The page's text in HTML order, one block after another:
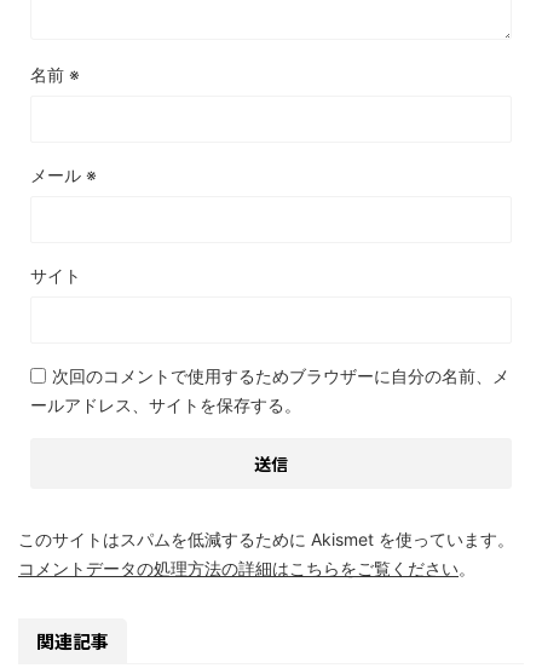
名前 ※
メール ※
サイト
次回のコメントで使用するためブラウザーに自分の名前、メ
ールアドレス、サイトを保存する。
このサイトはスパムを低減するために Akismet を使っています。
コメントデータの処理方法の詳細はこちらをご覧ください。
関連記事